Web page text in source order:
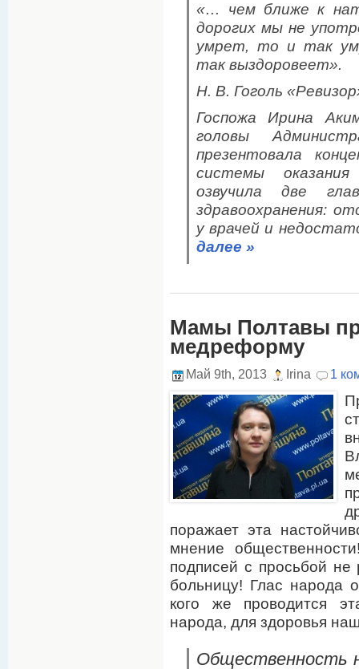
«… чем ближе к
дорогих мы не
умрет, то и так
так выздоровеет».
Н. В. Гоголь
Госпожа Ирина
головы
презентовала
системы
озвучила две
здравоохранения:
у врачей и
далее »
Мамы Полтавы
медреформу
Май 9th, 2013 Irina 1
поражает эта
мнение
подписей с просьбой не
больницу! Глас народа
кого же проводится
народа, для здоровья
Общественность